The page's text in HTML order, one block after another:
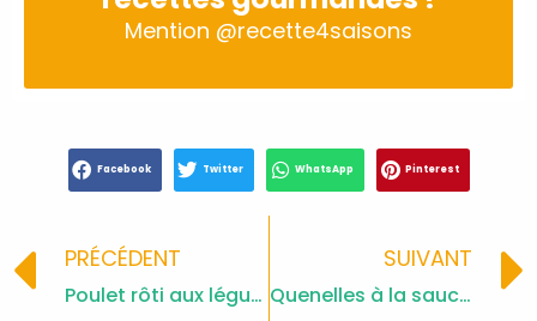
Mention @recette4saisons
Facebook Twitter WhatsApp Pinterest
Prev
PRÉCÉDENT
Poulet rôti aux légumes
SUIVANT
Quenelles à la sauce tomate